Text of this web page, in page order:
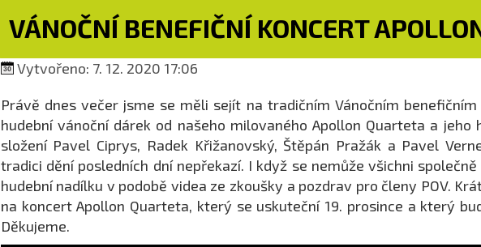
VÁNOČNÍ BENEFIČNÍ KONCERT
Vytvořeno: 7. 12. 2020 17:06
Právě dnes večer jsme se měli sejít na tradičním Vánočním
hudební vánoční dárek od našeho milovaného Apollon Quarteta a jeho
složení Pavel Ciprys, Radek Křižanovský, Štěpán Pražák a Pavel
tradici dění posledních dní nepřekazí. I když se nemůže všichni
hudební nadílku v podobě videa ze zkoušky a pozdrav pro členy POV.
na koncert Apollon Quarteta, který se uskuteční 19. prosince a který
Děkujeme.